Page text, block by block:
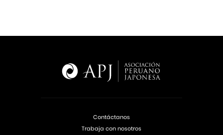
Contáctanos
Trabaja con nosotros